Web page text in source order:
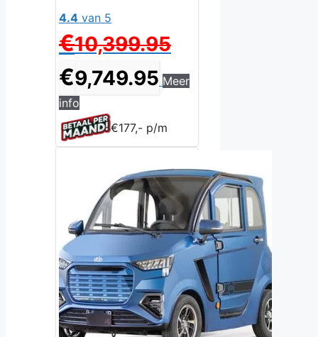
4.4 van 5
€10,399.95prijs
€10,399.95.
€9,749.95prijs
Meer
info
€177,- p/m